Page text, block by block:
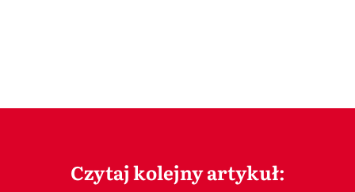
Czytaj kolejny artykuł: